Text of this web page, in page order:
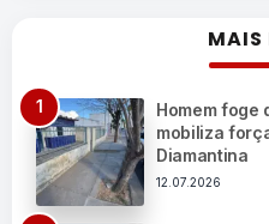
MAIS
Homem foge
mobiliza
Diamantina
12.07.2026